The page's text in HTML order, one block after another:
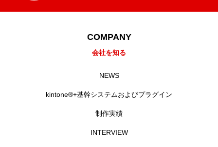
COMPANY
会社を知る
NEWS
kintone®+基幹システムおよびプラグイン
制作実績
INTERVIEW